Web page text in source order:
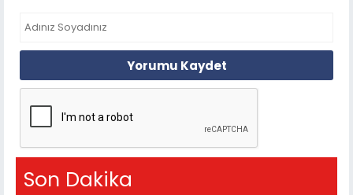
Yorumu Kaydet
Son Dakika